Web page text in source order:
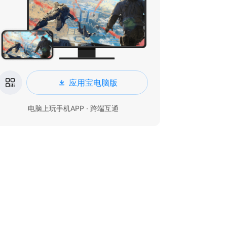
应用宝电脑版
电脑上玩手机APP · 跨端互通